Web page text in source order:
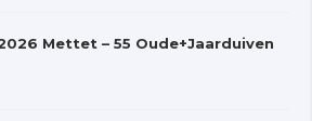
Mettet – 55 Oude+Jaarduiven